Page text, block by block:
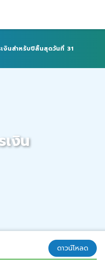
งินสำหรับปีสิ้นสุดวันที่ 31
เงิน
ดาวน์โหลด